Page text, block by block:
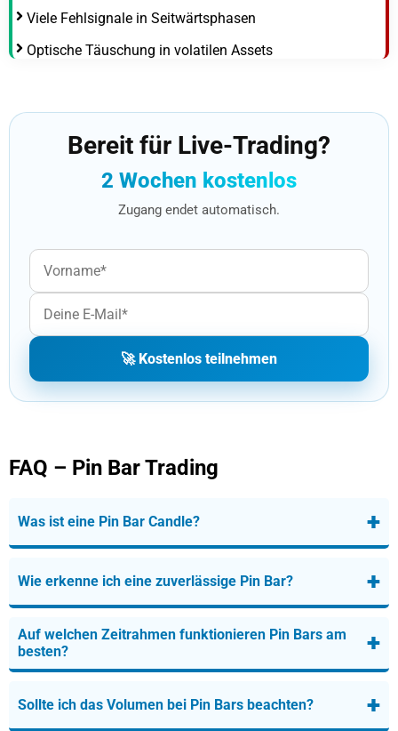
Viele Fehlsignale in Seitwärtsphasen
Optische Täuschung in volatilen Assets
Bereit für Live-Trading?
2 Wochen kostenlos
Zugang endet automatisch.
🚀 Kostenlos teilnehmen
FAQ – Pin Bar Trading
Was ist eine Pin Bar Candle? +
Wie erkenne ich eine zuverlässige Pin Bar? +
Auf welchen Zeitrahmen funktionieren Pin Bars am
besten?
+
Sollte ich das Volumen bei Pin Bars beachten? +